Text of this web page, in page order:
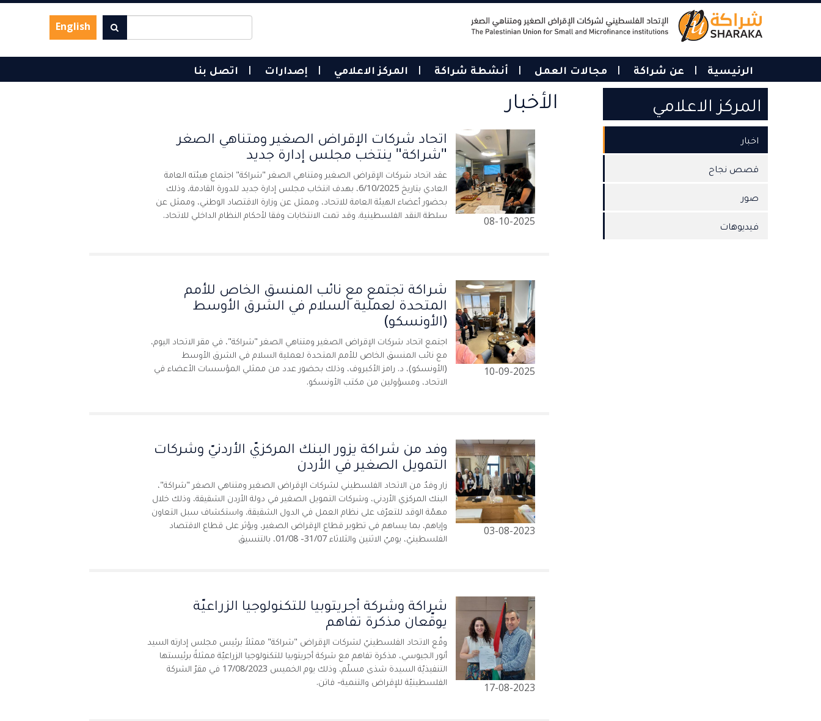
Skip
English
الرئيسية عن شراكة مجالات العمل أنشطة شراكة المركز الاعلامي إصدارات اتصل بنا
الأخبار
08-10-2025
اتحاد شركات الإقراض الصغير ومتناهي الصغر
"شراكة" ينتخب مجلس إدارة جديد
عقد اتحاد شركات الإقراض الصغير ومتناهي الصغر "شراكة" اجتماع هيئته العامة
العادي بتاريخ 6/10/2025، بهدف انتخاب مجلس إدارة جديد للدورة القادمة، وذلك
بحضور أعضاء الهيئة العامة للاتحاد، وممثل عن وزارة الاقتصاد الوطني، وممثل عن
سلطة النقد الفلسطينية. وقد تمت الانتخابات وفقا لأحكام النظام الداخلي للاتحاد.
10-09-2025
شراكة تجتمع مع نائب المنسق الخاص للأمم
المتحدة لعملية السلام في الشرق الأوسط
(الأونسكو)
اجتمع اتحاد شركات الإقراض الصغير ومتناهي الصغر "شراكة"، في مقر الاتحاد اليوم،
مع نائب المنسق الخاص للأمم المتحدة لعملية السلام في الشرق الأوسط
(الأونسكو)، د. رامز الأكبروف، وذلك بحضور عدد من ممثلي المؤسسات الأعضاء في
الاتحاد، ومسؤولين من مكتب الأونسكو.
03-08-2023
وفد من شراكة يزور البنك المركزيّ الأردنيّ وشركات
التمويل الصغير في الأردن
زار وفدٌ من الاتحاد الفلسطيني لشركات الإقراض الصغير ومتناهي الصغر "شراكة"،
البنك المركزي الأردني، وشركات التمويل الصغير في دولة الأردن الشقيقة، وذلك خلال
مهمّة الوقد للتعرّف على نظام العمل في الدول الشقيقة، واستكشاف سبل التعاون
وإياهم، بما يساهم في تطوير قطاع الإقراض الصغير، ويؤثر على قطاع الاقتصاد
الفلسطينيّ، يوميّ الاثنين والثلاثاء 31/07- 01/08، بالتنسيق
17-08-2023
شراكة وشركة أجريتوبيا للتكنولوجيا الزراعيّة
يوقّعان مذكرة تفاهم
وقّع الاتحاد الفلسطينيّ لشركات الإقراض "شراكة" ممثلاً برئيس مجلس إدارته السيد
أنور الجيوسي، مذكرة تفاهم مع شركة أجريتوبيا للتكنولوجيا الزراعيّة ممثلةً برئيستها
التنفيذيّة السيدة شذى مسلّم، وذلك يوم الخميس 17/08/2023 في مقرّ الشركة
الفلسطينيّة للإقراض والتنمية- فاتن.
المركز الاعلامي
اخبار
قصص نجاح
صور
فيديوهات